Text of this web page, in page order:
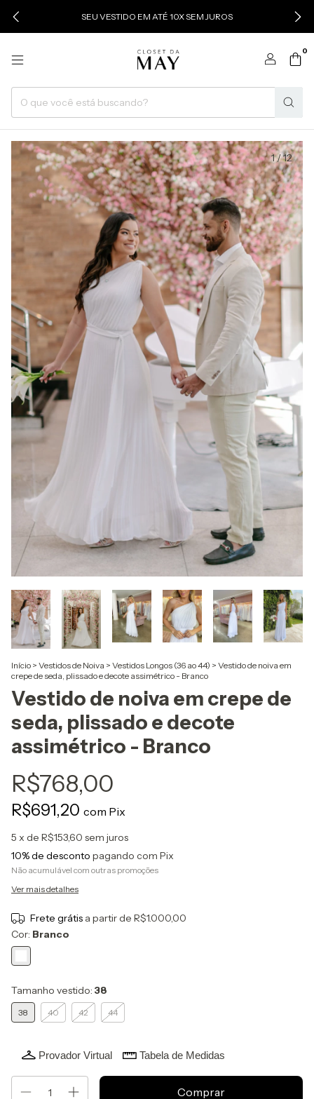
SEU VESTIDO EM ATÉ 10X SEM JUROS
0
1/12
Início > Vestidos de Noiva > Vestidos Longos (36 ao 44) > Vestido de noiva em
crepe de seda, plissado e decote assimétrico - Branco
Vestido de noiva em crepe de
seda, plissado e decote
assimétrico - Branco
R$768,00
R$691,20 com Pix
5 x de R$153,60 sem juros
10% de desconto pagando com Pix
Não acumulável com outras promoções
Ver mais detalhes
Frete grátis a partir de R$1.000,00
Cor: Branco
Tamanho vestido: 38
38 40 42 44
Provador Virtual Tabela de Medidas